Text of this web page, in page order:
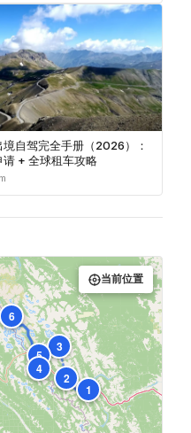
自驾完全手册（2026）：
请 + 全球租车攻略
1
2
3
4
5
6
当前位置